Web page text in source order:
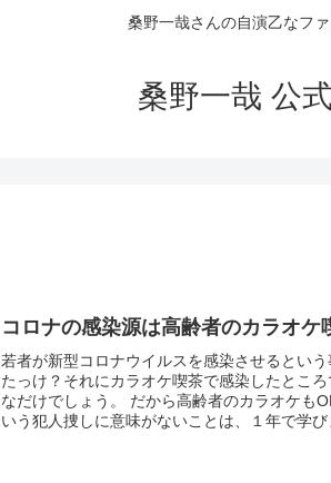
桑野一哉さんの自演乙なファ
桑野一哉 公
コロナの感染源は高齢者のカラオケ
若者が新型コロナウイルスを感染させるとい
たっけ？それにカラオケ喫茶で感染したところ
なだけでしょう。 だから高齢者のカラオケも
いう犯人捜しに意味がないことは、１年で学び